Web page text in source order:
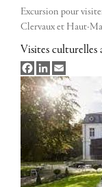
Excursion pour
Clervaux et Haut-
Visites culturelles
FacebookLinkedIn